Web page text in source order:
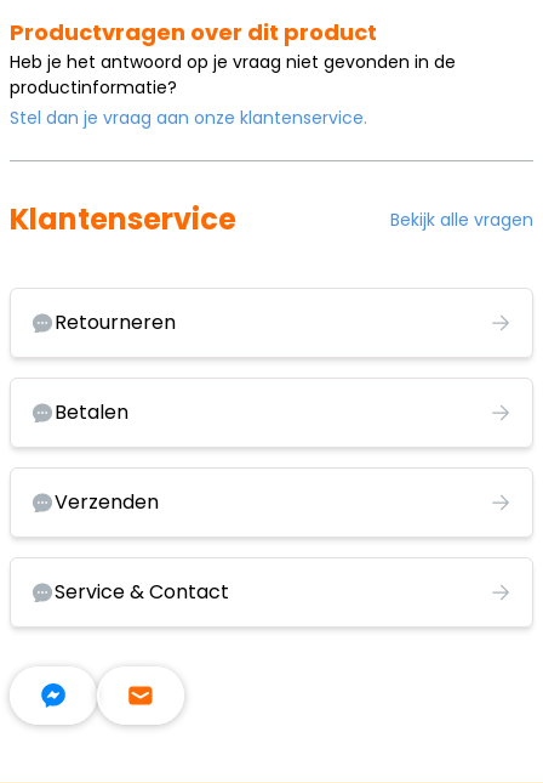
Productvragen over dit product
Heb je het antwoord op je vraag niet gevonden in de
productinformatie?
Stel dan je vraag aan onze klantenservice.
Klantenservice Bekijk alle vragen
Retourneren
Betalen
Verzenden
Service & Contact